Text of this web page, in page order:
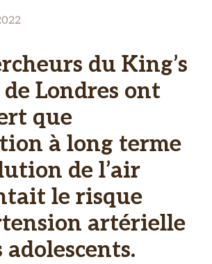
du King’s
de Londres ont
que
à long terme
de l’air
le risque
artérielle
adolescents.